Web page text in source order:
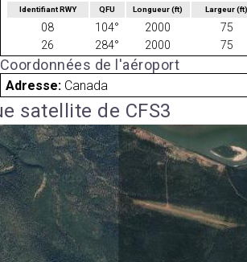
Identifiant RWY QFU Longueur(ft) Largeur(ft)
08 104° 2000 75
26
284° 2000 75
Coordonnées de l'aéroport
Adresse: Canada
satellite de CFS3